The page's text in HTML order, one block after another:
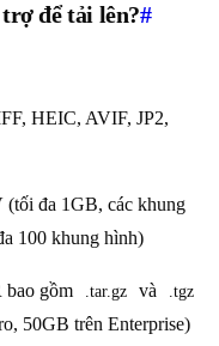
để tải lên?#
HEIC, AVIF, JP2,
đa 1GB, các khung
100 khung hình)
bao gồm .tar.gz và .tgz
50GB trên Enterprise)